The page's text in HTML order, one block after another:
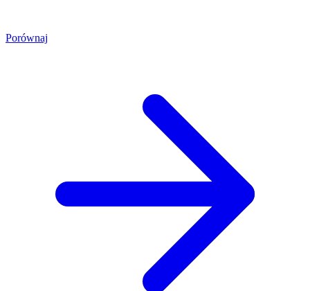
Porównaj